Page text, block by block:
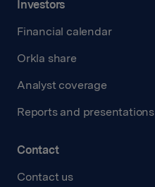
Investors
Financial calendar
Orkla share
Analyst coverage
Reports and presentations
Contact
Contact us